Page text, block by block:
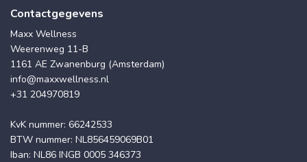
Contactgegevens
Maxx Wellness
Weerenweg 11-B
1161 AE Zwanenburg (Amsterdam)
info@maxxwellness.nl
+31 204970819
KvK nummer: 66242533
BTW nummer: NL856459069B01
Iban: NL86 INGB 0005 346373